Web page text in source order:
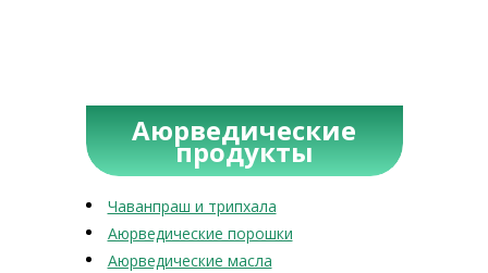
Аюрведические
продукты
Чаванпраш и трипхала
Аюрведические порошки
Аюрведические масла